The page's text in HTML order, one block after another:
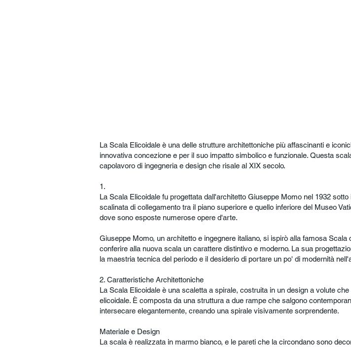
La Scala Elicoidale è una delle strutture architettoniche più affascinanti e
innovativa concezione e per il suo impatto simbolico e funzionale. Questa
capolavoro di ingegneria e design che risale al XIX secolo.
1.
La Scala Elicoidale fu progettata dall'architetto Giuseppe Momo nel 1932
scalinata di collegamento tra il piano superiore e quello inferiore del Museo
dove sono esposte numerose opere d'arte.
Giuseppe Momo, un architetto e ingegnere italiano, si ispirò alla famosa
conferire alla nuova scala un carattere distintivo e moderno. La sua
la maestria tecnica del periodo e il desiderio di portare un po' di modernità
2. Caratteristiche Architettoniche
La Scala Elicoidale è una scaletta a spirale, costruita in un design a volute
elicoidale. È composta da una struttura a due rampe che salgono
intersecare elegantemente, creando una spirale visivamente sorprendente.
Materiale e Design
La scala è realizzata in marmo bianco, e le pareti che la circondano sono